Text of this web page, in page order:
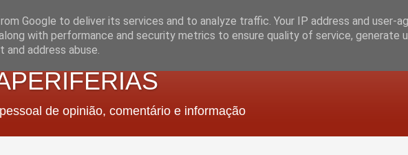
de opinião, comentário e informação
Google to deliver its services and to analyze traffic. Your IP address and user-
with performance and security metrics to ensure quality of service, generate
address abuse.